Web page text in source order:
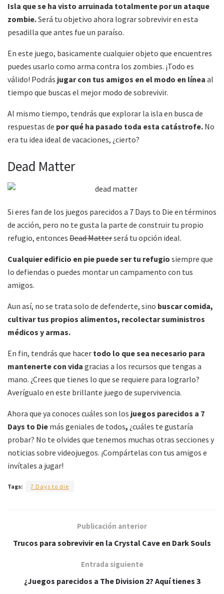
Isla que se ha visto arruinada totalmente por un ataque
zombie.Será tu objetivo ahora lograr sobrevivir en esta
pesadilla que antes fue un paraíso.
En este juego, basicamente cualquier objeto que encuentres
puedes usarlo como arma contra los zombies. ¡Todo es
válido! Podrás jugar con tus amigos en el modo en línea al
tiempo que buscas el mejor modo de sobrevivir.
Al mismo tiempo, tendrás que explorar la isla en busca de
respuestas de por qué ha pasado toda esta catástrofe. No
era tu idea ideal de vacaciones, ¿cierto?
Dead Matter
Si eres fan de los juegos parecidos a 7 Days to Die en términos
de acción, pero no te gusta la parte de construir tu propio
refugio, entonces Dead Matterserá tu opción ideal.
Cualquier edificio en pie puede ser tu refugio siempre que
lo defiendas o puedes montar un campamento con tus
amigos.
Aun así, no se trata solo de defenderte, sino buscar comida,
cultivar tus propios alimentos, recolectar suministros
médicos y armas.
En fin, tendrás que hacer todo lo que sea necesario para
mantenerte con vida gracias a los recursos que tengas a
mano. ¿Crees que tienes lo que se requiere para lograrlo?
Averígualo en este brillante juego de supervivencia.
Ahora que ya conoces cuáles son los juegos parecidos a 7
Days to Die más geniales de todos, ¿cuáles te gustaría
probar? No te olvides que tenemos muchas otras secciones y
noticias sobre videojuegos. ¡Compártelas con tus amigos e
invítales a jugar!
Tags: 7 Days to die
Publicación anterior
Trucos para sobrevivir en la Crystal Cave en Dark Souls
Entrada siguiente
¿Juegos parecidos a The Division 2? Aquí tienes 3